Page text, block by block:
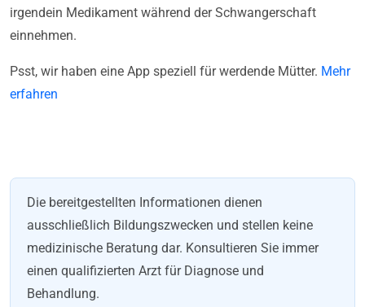
irgendein Medikament während der Schwangerschaft
einnehmen.
Psst, wir haben eine App speziell für werdende Mütter. Mehr
erfahren
Die bereitgestellten Informationen dienen
ausschließlich Bildungszwecken und stellen keine
medizinische Beratung dar. Konsultieren Sie immer
einen qualifizierten Arzt für Diagnose und
Behandlung.